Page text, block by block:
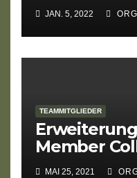
JAN. 5, 2022
TEAMMITGLIEDER
Member
MAI 25, 2021